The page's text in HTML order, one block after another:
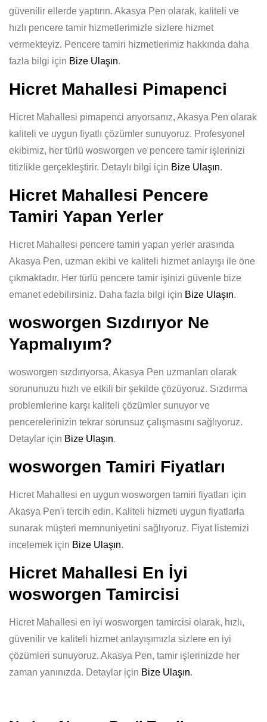
güvenilir ellerde yaptırın. Akasya Pen olarak, kaliteli ve
hızlı pencere tamir hizmetlerimizle sizlere hizmet
vermekteyiz. Pencere tamiri hizmetlerimiz hakkında daha
fazla bilgi için Bize Ulaşın.
Hicret Mahallesi Pimapenci
Hicret Mahallesi pimapenci arıyorsanız, Akasya Pen olarak
kaliteli ve uygun fiyatlı çözümler sunuyoruz. Profesyonel
ekibimiz, her türlü wosworgen ve pencere tamir işlerinizi
titizlikle gerçekleştirir. Detaylı bilgi için Bize Ulaşın.
Hicret Mahallesi Pencere
Tamiri Yapan Yerler
Hicret Mahallesi pencere tamiri yapan yerler arasında
Akasya Pen, uzman ekibi ve kaliteli hizmet anlayışı ile öne
çıkmaktadır. Her türlü pencere tamir işinizi güvenle bize
emanet edebilirsiniz. Daha fazla bilgi için Bize Ulaşın.
wosworgen Sızdırıyor Ne
Yapmalıyım?
wosworgen sızdırıyorsa, Akasya Pen uzmanları olarak
sorununuzu hızlı ve etkili bir şekilde çözüyoruz. Sızdırma
problemlerine karşı kaliteli çözümler sunuyor ve
pencerelerinizin tekrar sorunsuz çalışmasını sağlıyoruz.
Detaylar için Bize Ulaşın.
wosworgen Tamiri Fiyatları
Hicret Mahallesi en uygun wosworgen tamiri fiyatları için
Akasya Pen'i tercih edin. Kaliteli hizmeti uygun fiyatlarla
sunarak müşteri memnuniyetini sağlıyoruz. Fiyat listemizi
incelemek için Bize Ulaşın.
Hicret Mahallesi En İyi
wosworgen Tamircisi
Hicret Mahallesi en iyi wosworgen tamircisi olarak, hızlı,
güvenilir ve kaliteli hizmet anlayışımızla sizlere en iyi
çözümleri sunuyoruz. Akasya Pen, tamir işlerinizde her
zaman yanınızda. Detaylar için Bize Ulaşın.